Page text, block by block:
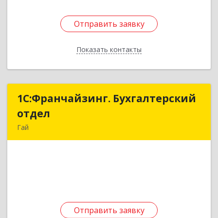
Отправить заявку
Показать контакты
Отправить заявку
Назад
1С:Франчайзинг. Бухгалтерский
отдел
Гай
Отправить заявку
1С:Франчайзинг. Бухгалтерский
Отправить заявку